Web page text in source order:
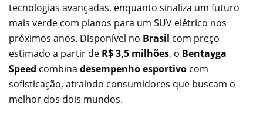
tecnologias avançadas, enquanto sinaliza um futuro
mais verde com planos para um SUV elétrico nos
próximos anos. Disponível no Brasil com preço
estimado a partir de R$ 3,5 milhões, o Bentayga
Speed combina desempenho esportivo com
sofisticação, atraindo consumidores que buscam o
melhor dos dois mundos.